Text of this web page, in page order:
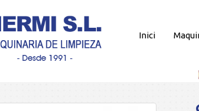
Inici